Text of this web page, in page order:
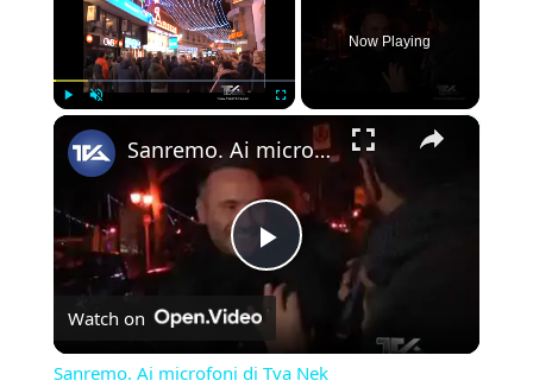
Now Playing
×
Play
Video
Sanremo. Ai microfoni di Tva Nek
Watch on
Sanremo. Ai microfoni di Tva Nek